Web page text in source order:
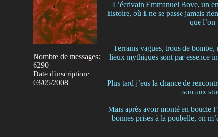
Nombre de messages:
6290
Date d'inscription:
03/05/2008
L’écrivain Emmanuel Bove, un
histoire, où il ne se passe jamais
que l’on
Terrains vagues, trous de
lieux mythiques sont par essence
Plus tard j’eus la chance de
son aux
Mais après avoir monté en boucle
bonnes prises à la poubelle, on